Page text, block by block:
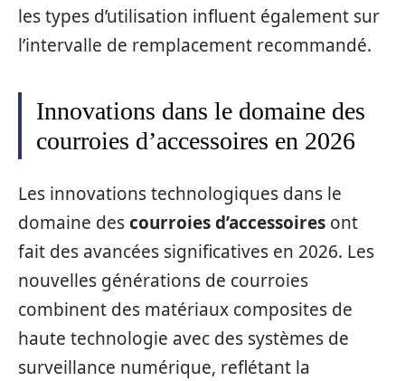
les types d’utilisation influent également sur
l’intervalle de remplacement recommandé.
Innovations dans le domaine des
courroies d’accessoires en 2026
Les innovations technologiques dans le
domaine descourroies d’accessoires ont
fait des avancées significatives en 2026. Les
nouvelles générations de courroies
combinent des matériaux composites de
haute technologie avec des systèmes de
surveillance numérique, reflétant la